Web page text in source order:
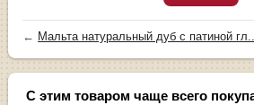
← Мальта натуральный дуб с патиной гл...
С этим товаром чаще всего